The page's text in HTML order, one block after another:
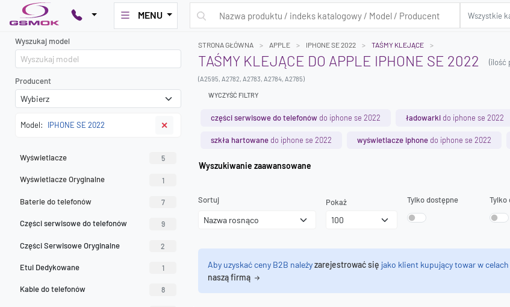
MENU
Wyszukaj model
Producent
Model: IPHONE SE 2022 ✕
Wyświetlacze 5
Wyświetlacze Oryginalne 1
Baterie do telefonów 7
Części serwisowe do telefonów 9
Części Serwisowe Oryginalne 2
Etui Dedykowane 1
Kable do telefonów 8
STRONA GŁÓWNA APPLE IPHONE SE 2022 TAŚMY KLEJĄCE
TAŚMY KLEJĄCE DO APPLE IPHONE SE 2022 (ilość
(A2595, A2782, A2783, A2784, A2785)
WYCZYŚĆ FILTRY
części serwisowe do telefonów do iphone se 2022 ładowarki do iphone se 2022
szkła hartowane do iphone se 2022 wyświetlacze iphone do iphone se 2022
Wyszukiwanie zaawansowane
Sortuj Pokaż Tylko dostępne Tylko
Aby uzyskać ceny B2B należyzarejestrować się jako klient kupujący towar w
naszą firmą